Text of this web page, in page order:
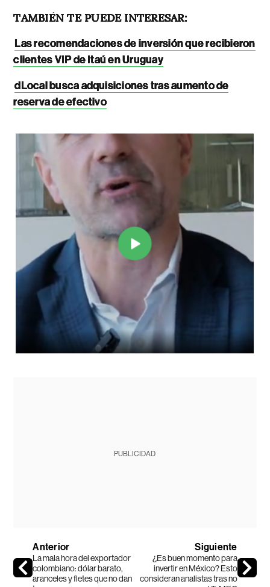
TAMBIÉN TE PUEDE INTERESAR:
Las recomendaciones de inversión que recibieron
clientes VIP de Itaú en Uruguay
dLocal busca adquisiciones tras aumento de
reserva de efectivo
PUBLICIDAD
Anterior
La mala hora del exportador
colombiano: dólar barato,
aranceles y fletes que no dan
Siguiente
¿Es buen momento para
invertir en México? Esto
consideran analistas tras no